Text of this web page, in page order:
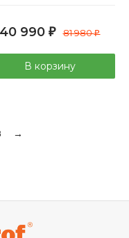
40 990 ₽ 81 980₽
В корзину
→